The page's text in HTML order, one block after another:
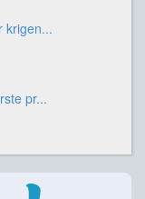
krigen...
pr...